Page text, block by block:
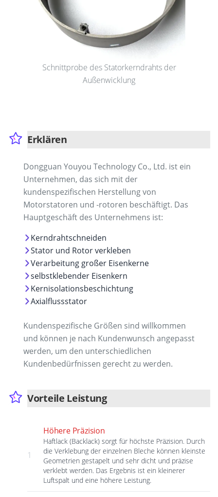
Schnittprobe des Statorkerndrahts der
Außenwicklung
Erklären
Dongguan Youyou Technology Co., Ltd. ist ein
Unternehmen, das sich mit der
kundenspezifischen Herstellung von
Motorstatoren und -rotoren beschäftigt. Das
Hauptgeschäft des Unternehmens ist:
Kerndrahtschneiden
Stator und Rotor verkleben
Verarbeitung großer Eisenkerne
selbstklebender Eisenkern
Kernisolationsbeschichtung
Axialflussstator
Kundenspezifische Größen sind willkommen
und können je nach Kundenwunsch angepasst
werden, um den unterschiedlichen
Kundenbedürfnissen gerecht zu werden.
Vorteile Leistung
1
Höhere Präzision
Haftlack (Backlack) sorgt für höchste Präzision. Durch
die Verklebung der einzelnen Bleche können kleinste
Geometrien gestapelt und sehr dicht und präzise
verklebt werden. Das Ergebnis ist ein kleinerer
Luftspalt und eine höhere Leistung.